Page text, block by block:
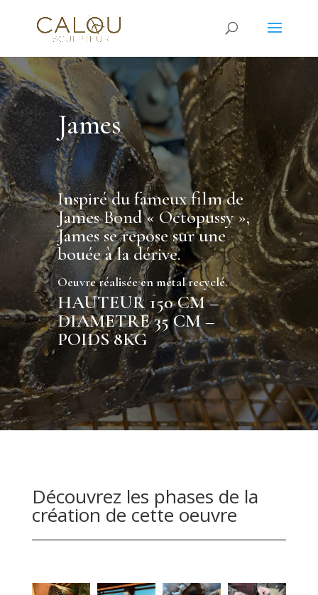
James
Inspiré du fameux film de
James Bond « Octopussy »,
James se repose sur une
bouée à la dérive.
Oeuvre réalisée en métal recyclé.
HAUTEUR 150 CM –
DIAMETRE 35 CM –
POIDS 8KG
Découvrez les phases de la
création de cette oeuvre